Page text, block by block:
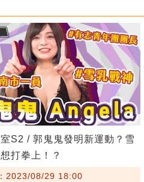
S2 / 郭鬼鬼發明新運動？雪
打拳上！？
2023/08/29 18:00